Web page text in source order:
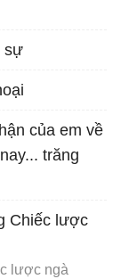
sự
của em về
trăng
Chiếc lược
lược ngà